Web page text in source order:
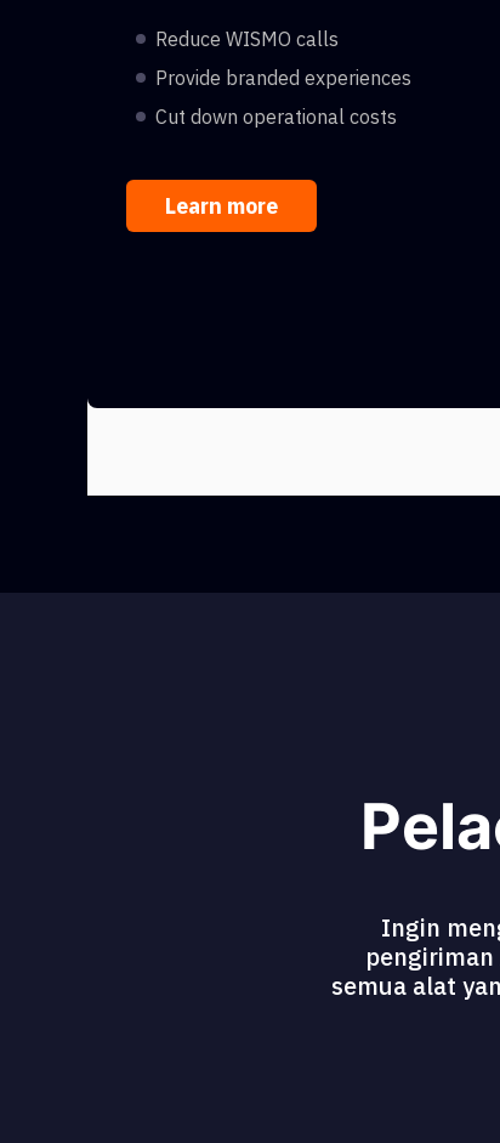
Reduce WISMO calls
Provide branded experiences
Cut down operational costs
Learn more
Ingin
semua alat